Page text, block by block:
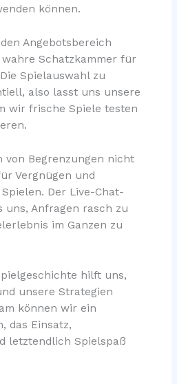
können.
Angebotsbereich
Schatzkammer für
Spielauswahl zu
also lasst uns unsere
wir frische Spiele testen
von Begrenzungen nicht
Vergnügen und
Der Live-Chat-
Anfragen rasch zu
im Ganzen zu
hilft uns,
unsere Strategien
können wir ein
das Einsatz,
letztendlich Spielspaß